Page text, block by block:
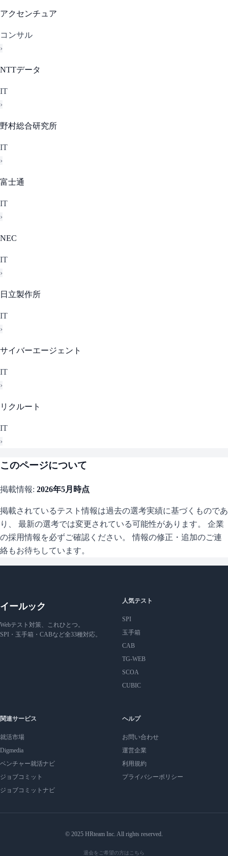
アクセンチュア
コンサル
›
NTTデータ
IT
›
野村総合研究所
IT
›
富士通
IT
›
NEC
IT
›
日立製作所
IT
›
サイバーエージェント
IT
›
リクルート
IT
›
このページについて
掲載情報: 2026年5月 時点
掲載されているテスト情報は過去の選考実績に基づくものであ
り、 最新の選考では変更されている可能性があります。 企業
の採用情報を必ずご確認ください。 情報の修正・追加のご連
絡もお待ちしています。
イールック
Webテスト対策、これひとつ。
SPI・玉手箱・CABなど全33種対応。
人気テスト
SPI
玉手箱
CAB
TG-WEB
SCOA
CUBIC
関連サービス
就活市場
Digmedia
ベンチャー就活ナビ
ジョブコミット
ジョブコミットナビ
ヘルプ
お問い合わせ
運営企業
利用規約
プライバシーポリシー
© 2025 HRteam Inc. All rights reserved.
退会をご希望の方はこちら